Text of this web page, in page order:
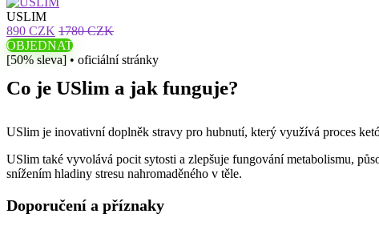
USLIM
890 CZK 1780 CZK
OBJEDNAT
[50% sleva] • oficiální stránky
Co je USlim a jak funguje?
USlim je inovativní doplněk stravy pro hubnutí, který využívá proces
USlim také vyvolává pocit sytosti a zlepšuje fungování metabolismu,
snížením hladiny stresu nahromaděného v těle.
Doporučení a příznaky